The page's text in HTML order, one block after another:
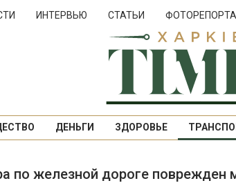
ИНТЕРВЬЮ СТАТЬИ
ДЕНЬГИ ЗДОРОВЬЕ
по железной дороге поврежден